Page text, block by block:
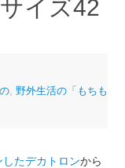
イズ42
, 野外生活の「もちも
たデカトロンから